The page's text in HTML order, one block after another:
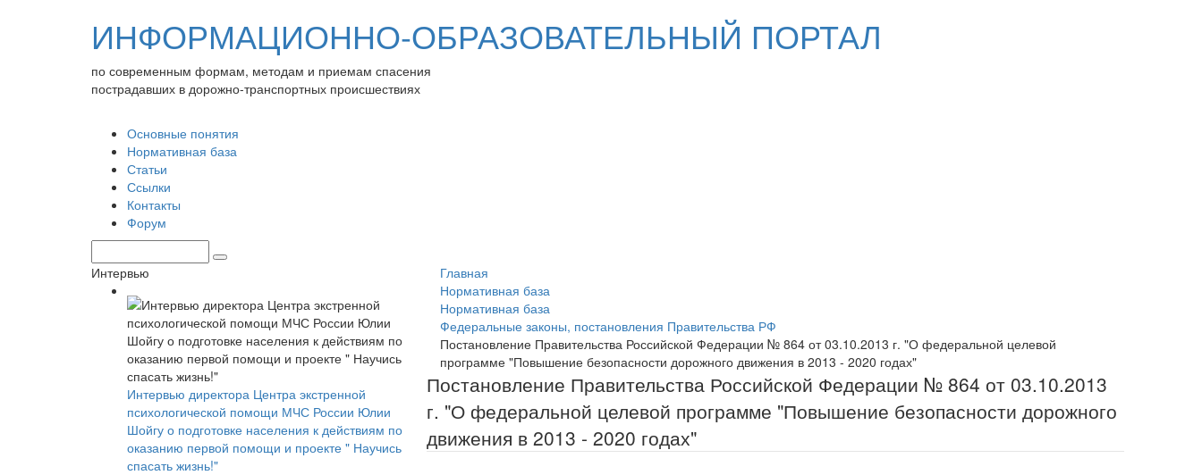
ИНФОРМАЦИОННО-ОБРАЗОВАТЕЛЬНЫЙ ПОРТАЛ
по современным формам, методам и приемам спасения
пострадавших в дорожно-транспортных происшествиях
Основные понятия
Нормативная база
Статьи
Ссылки
Контакты
Форум
Интервью
Интервью директора Центра экстренной
психологической помощи МЧС России Юлии
Шойгу о подготовке населения к действиям по
оказанию первой помощи и проекте " Научись
спасать жизнь!"
Главная
Нормативная база
Нормативная база
Федеральные законы, постановления Правительства РФ
Постановление Правительства Российской Федерации № 864 от 03.10.2013 г. "О федеральной целевой
программе "Повышение безопасности дорожного движения в 2013 - 2020 годах"
Постановление Правительства Российской Федерации № 864 от 03.10.2013
г. "О федеральной целевой программе "Повышение безопасности дорожного
движения в 2013 - 2020 годах"